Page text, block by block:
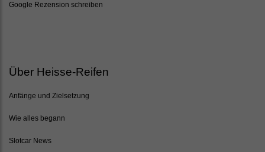
Google Rezension schreiben
Über Heisse-Reifen
Anfänge und Zielsetzung
Wie alles begann
Slotcar News